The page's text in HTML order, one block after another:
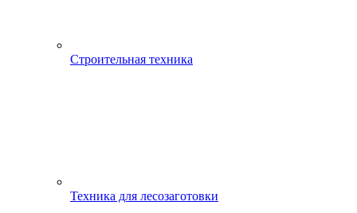
Строительная техника
Техника для лесозаготовки